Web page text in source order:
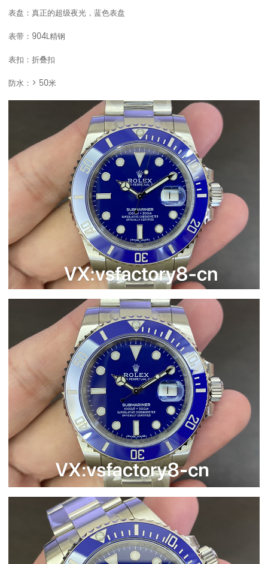
表盘：真正的超级夜光，蓝色表盘
表带：904L精钢
表扣：折叠扣
防水：> 50米